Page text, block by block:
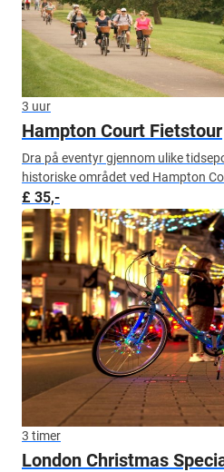
3 uur
Hampton Court Fietstour
Dra på eventyr gjennom ulike
historiske området ved Hampton
£ 35,-
3 timer
London Christmas